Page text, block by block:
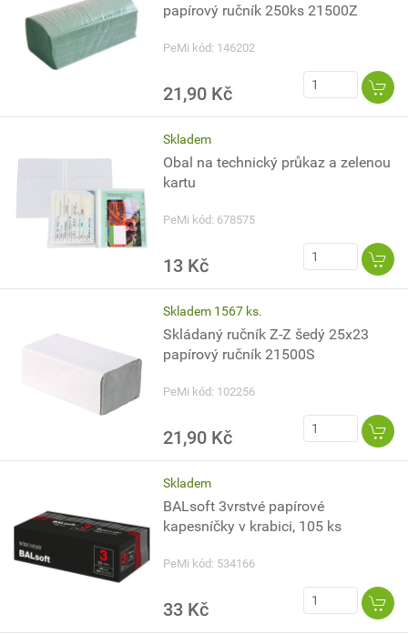
papírový ručník 250ks 21500Z
PeMi kód: 146202
21,90 Kč
Skladem
Obal na technický průkaz a zelenou
kartu
PeMi kód: 678575
13 Kč
Skladem 1567 ks.
Skládaný ručník Z-Z šedý 25x23
papírový ručník 21500S
PeMi kód: 102256
21,90 Kč
Skladem
BALsoft 3vrstvé papírové
kapesníčky v krabici, 105 ks
PeMi kód: 534166
33 Kč